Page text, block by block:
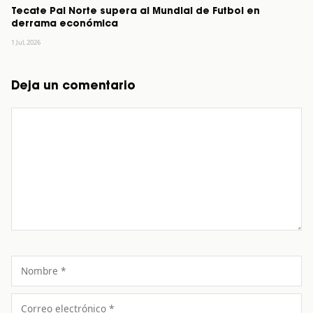
Tecate Pal Norte supera al Mundial de Futbol en
derrama económica
1 Jul, 2026
Deja un comentario
Nombre
Correo